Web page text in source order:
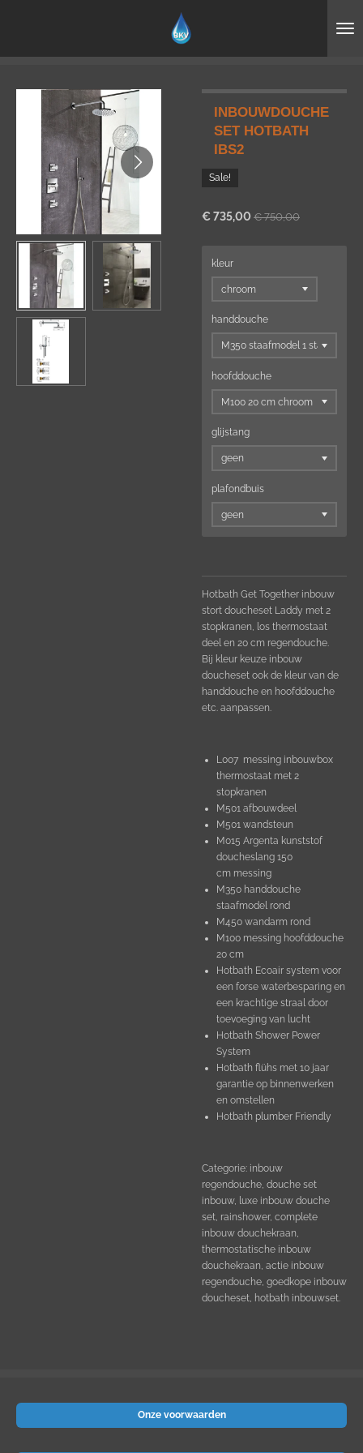
INBOUWDOUCHE
SET HOTBATH
IBS2
Sale!
€ 735,00 € 750,00
kleur
handdouche
hoofddouche
glijstang
plafondbuis
Hotbath Get Together inbouw
stort doucheset Laddy met 2
stopkranen, los thermostaat
deel en 20 cm regendouche.
Bij kleur keuze inbouw
doucheset ook de kleur van de
handdouche en hoofddouche
etc. aanpassen.
L007 messing inbouwbox
thermostaat met 2
stopkranen
M501 afbouwdeel
M501 wandsteun
M015 Argenta kunststof
doucheslang 150
cm messing
M350 handdouche
staafmodel rond
M450 wandarm rond
M100 messing hoofddouche
20 cm
Hotbath Ecoair system voor
een forse waterbesparing en
een krachtige straal door
toevoeging van lucht
Hotbath Shower Power
System
Hotbath flühs met 10 jaar
garantie op binnenwerken
en omstellen
Hotbath plumber Friendly
Categorie: inbouw
regendouche, douche set
inbouw, luxe inbouw douche
set, rainshower, complete
inbouw douchekraan,
thermostatische inbouw
douchekraan, actie inbouw
regendouche, goedkope inbouw
doucheset, hotbath inbouwset.
Onze voorwaarden